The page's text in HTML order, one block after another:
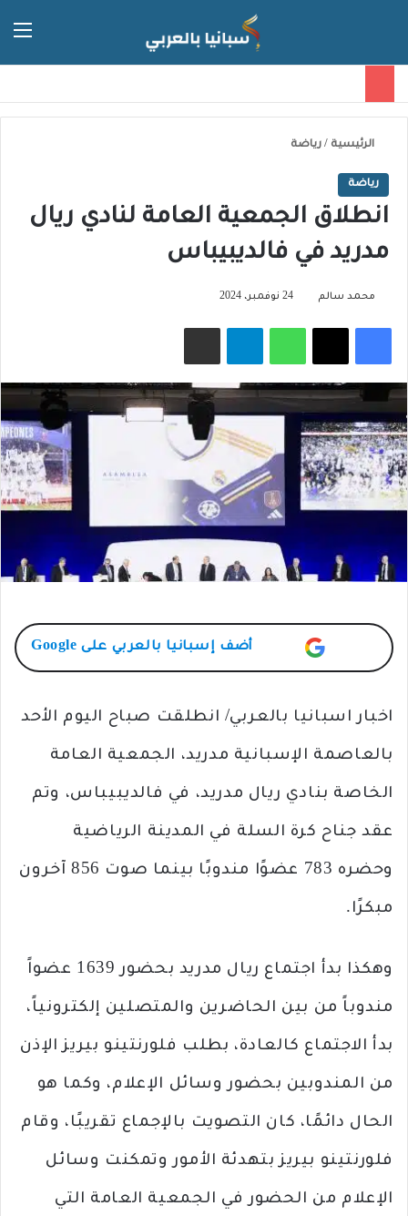
الرئيسية / رياضة
رياضة
انطلاق الجمعية العامة لنادي ريال
مدريد في فالديبيباس
محمد سالم 24 نوفمبر، 2024
فيسبوك‫X واتساب تيلقرام مشاركة عبر البريد
أضف إسبانيا بالعربي على Google
اخبار اسبانيا بالعربي/ انطلقت صباح اليوم الأحد
بالعاصمة الإسبانية مدريد، الجمعية العامة
الخاصة بنادي ريال مدريد، في فالديبيباس، وتم
عقد جناح كرة السلة في المدينة الرياضية
وحضره 783 عضوًا مندوبًا بينما صوت 856 آخرون
مبكرًا.
وهكذا بدأ اجتماع ريال مدريد بحضور 1639 عضواً
مندوباً من بين الحاضرين والمتصلين إلكترونياً،
بدأ الاجتماع كالعادة، بطلب فلورنتينو بيريز الإذن
من المندوبين بحضور وسائل الإعلام، وكما هو
الحال دائمًا، كان التصويت بالإجماع تقريبًا، وقام
فلورنتينو بيريز بتهدئة الأمور وتمكنت وسائل
الإعلام من الحضور في الجمعية العامة التي